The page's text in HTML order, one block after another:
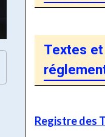
Textes et
Registre des